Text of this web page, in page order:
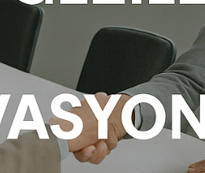
belirleyin.
sunmak için bazı bilgileri tarayıcınızda
hizmet sağlayıcılarla paylaşabiliriz.
sitemiz umduğumuz gibi çalışmaya
çerez kullanımve